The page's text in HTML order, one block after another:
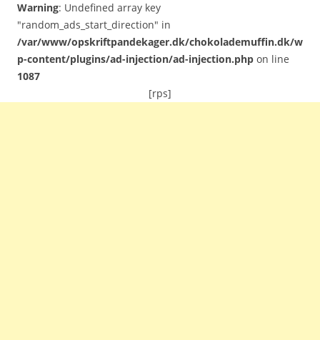
Warning: Undefined array key
"random_ads_start_direction" in
/var/www/opskriftpandekager.dk/chokolademuffin.dk/w
p-content/plugins/ad-injection/ad-injection.php on line
1087
[rps]